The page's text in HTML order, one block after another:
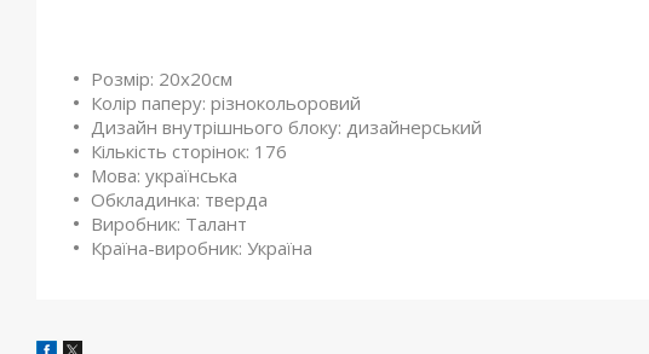
Розмір: 20х20см
Колір паперу: різнокольоровий
Дизайн внутрішнього блоку: дизайнерський
Кількість сторінок: 176
Мова: українська
Обкладинка: тверда
Виробник: Талант
Країна-виробник: Україна